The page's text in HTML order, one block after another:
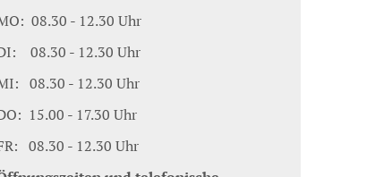
08.30 - 12.30 Uhr
08.30 - 12.30 Uhr
08.30 - 12.30 Uhr
15.00 - 17.30 Uhr
08.30 - 12.30 Uhr